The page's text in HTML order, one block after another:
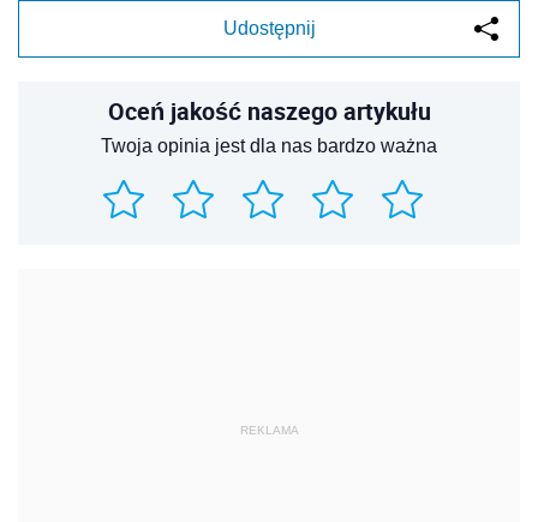
Udostępnij
Oceń jakość naszego artykułu
Twoja opinia jest dla nas bardzo ważna
REKLAMA